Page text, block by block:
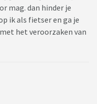
mag. dan hinder je
ik als fietser en ga je
het veroorzaken van